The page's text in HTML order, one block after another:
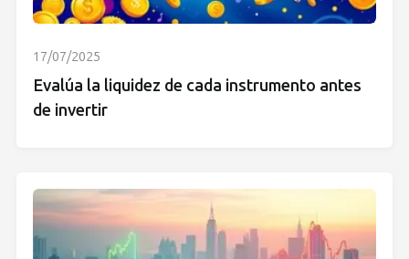
17/07/2025
Evalúa la liquidez de cada instrumento antes
de invertir